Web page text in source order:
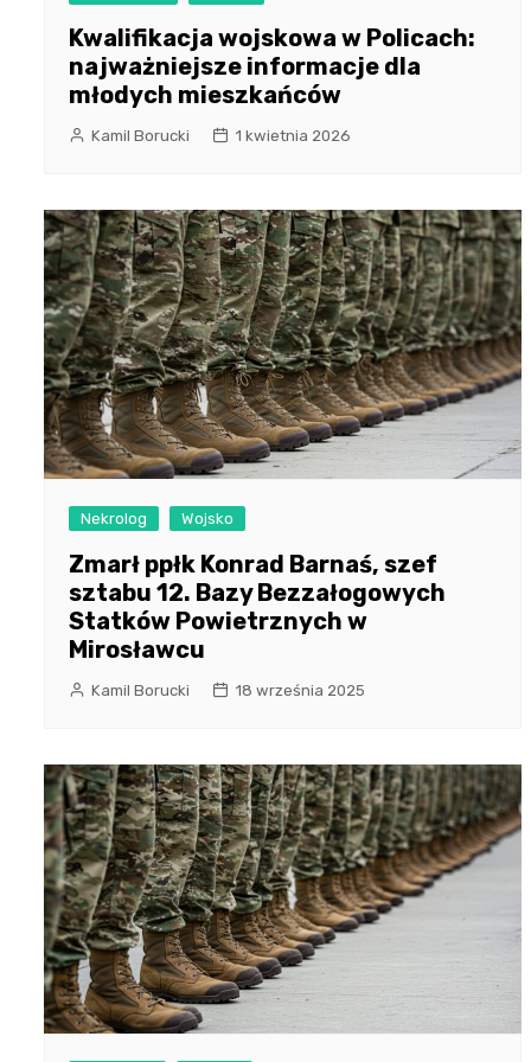
Kwalifikacja wojskowa w Policach:
najważniejsze informacje dla
młodych mieszkańców
Kamil Borucki 1 kwietnia 2026
Nekrolog Wojsko
Zmarł ppłk Konrad Barnaś, szef
sztabu 12. Bazy Bezzałogowych
Statków Powietrznych w
Mirosławcu
Kamil Borucki 18 września 2025